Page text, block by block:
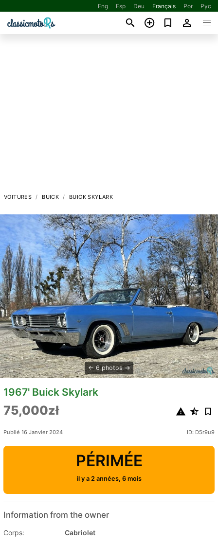
Eng Esp Deu Français Por Рус
VOITURES BUICK BUICK SKYLARK
6 photos
1967' Buick Skylark
75,000zł
Publié 16 Janvier 2024 ID: D5r9u9
PÉRIMÉE
il y a 2 années, 6 mois
Information from the owner
Corps:
Cabriolet